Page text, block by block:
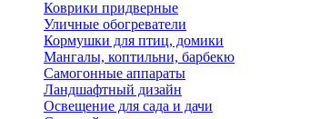
Коврики придверные
Уличные обогреватели
Кормушки для птиц, домики
Мангалы, коптильни, барбекю
Самогонные аппараты
Ландшафтный дизайн
Освещение для сада и дачи